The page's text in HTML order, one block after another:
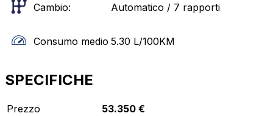
Cambio: Automatico / 7 rapporti
Consumo medio 5.30 L/100KM
SPECIFICHE
Prezzo
53.350 €